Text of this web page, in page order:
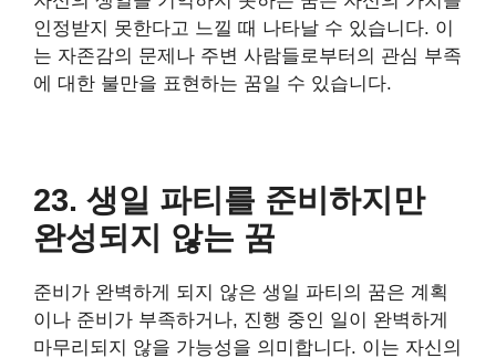
인정받지 못한다고 느낄 때 나타날 수 있습니다. 이
는 자존감의 문제나 주변 사람들로부터의 관심 부족
에 대한 불만을 표현하는 꿈일 수 있습니다.
23. 생일 파티를 준비하지만
완성되지 않는 꿈
준비가 완벽하게 되지 않은 생일 파티의 꿈은 계획
이나 준비가 부족하거나, 진행 중인 일이 완벽하게
마무리되지 않을 가능성을 의미합니다. 이는 자신의